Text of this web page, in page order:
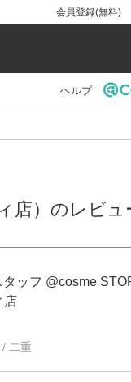
会員登録(無料)
ヘルプ
店）のレビュ
ッフ @cosme
店
二重